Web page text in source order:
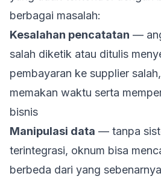
berbagai masalah:
Kesalahan pencatatan —
salah diketik atau ditulis
pembayaran ke supplier
memakan waktu serta
bisnis
Manipulasi data — tanpa
terintegrasi, oknum bisa
berbeda dari yang sebenarnya